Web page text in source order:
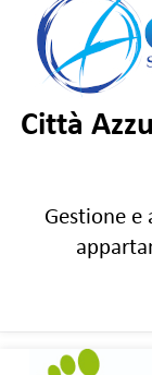
Città
Gestione e